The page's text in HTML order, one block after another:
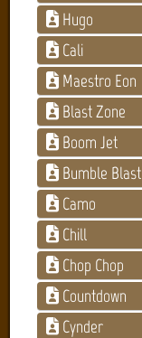
Hugo
Cali
Maestro Eon
Blast Zone
Boom Jet
Bumble Blast
Camo
Chill
Chop Chop
Countdown
Cynder